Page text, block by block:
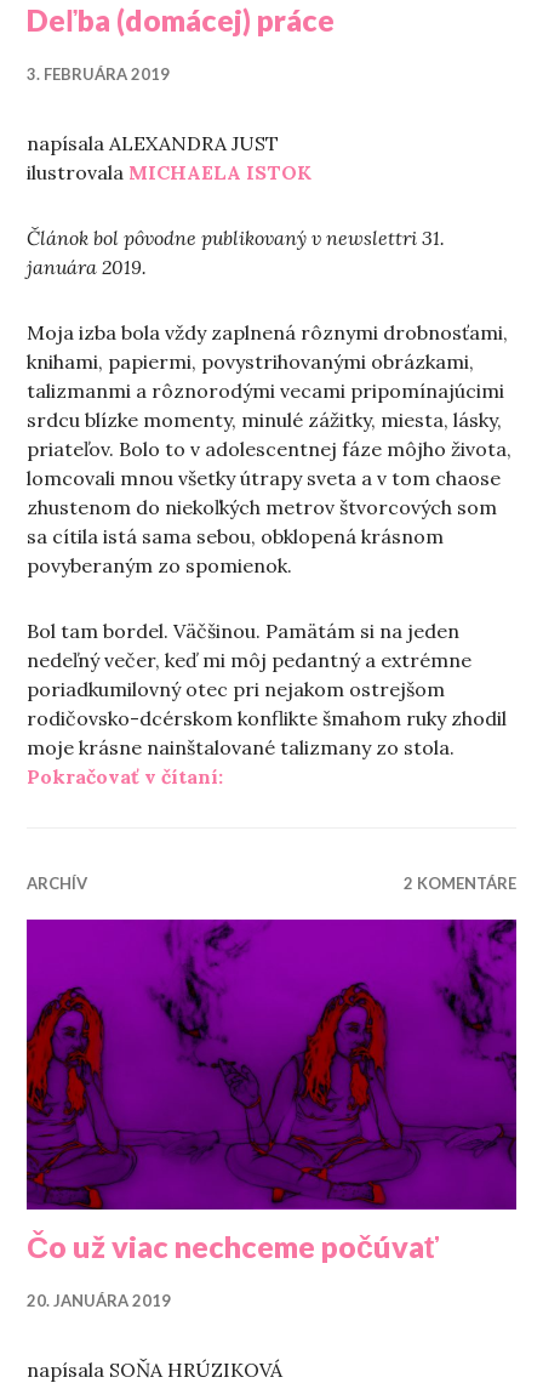
Deľba (domácej) práce
3. FEBRUÁRA 2019
napísala ALEXANDRA JUST
ilustrovala MICHAELA ISTOK
Článok bol pôvodne publikovaný v newslettri 31.
januára 2019.
Moja izba bola vždy zaplnená rôznymi drobnosťami,
knihami, papiermi, povystrihovanými obrázkami,
talizmanmi a rôznorodými vecami pripomínajúcimi
srdcu blízke momenty, minulé zážitky, miesta, lásky,
priateľov. Bolo to v adolescentnej fáze môjho života,
lomcovali mnou všetky útrapy sveta a v tom chaose
zhustenom do niekoľkých metrov štvorcových som
sa cítila istá sama sebou, obklopená krásnom
povyberaným zo spomienok.
Bol tam bordel. Väčšinou. Pamätám si na jeden
nedeľný večer, keď mi môj pedantný a extrémne
poriadkumilovný otec pri nejakom ostrejšom
rodičovsko-dcérskom konflikte šmahom ruky zhodil
moje krásne nainštalované talizmany zo stola.
Pokračovať v čítaní:„Deľba (domácej) práce“
ARCHÍV 2 KOMENTÁRE
Čo už viac nechceme počúvať
20. JANUÁRA 2019
napísala SOŇA HRÚZIKOVÁ